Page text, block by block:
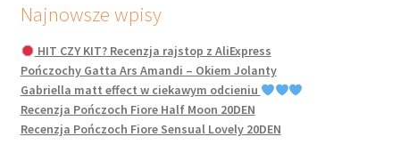
Najnowsze wpisy
HIT CZY KIT? Recenzja rajstop z AliExpress
Pończochy Gatta Ars Amandi – Okiem Jolanty
Gabriella matt effect w ciekawym odcieniu
Recenzja Pończoch Fiore Half Moon 20DEN
Recenzja Pończoch Fiore Sensual Lovely 20DEN